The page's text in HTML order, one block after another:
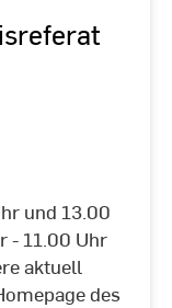
und 13.00
- 11.00 Uhr
aktuell
des